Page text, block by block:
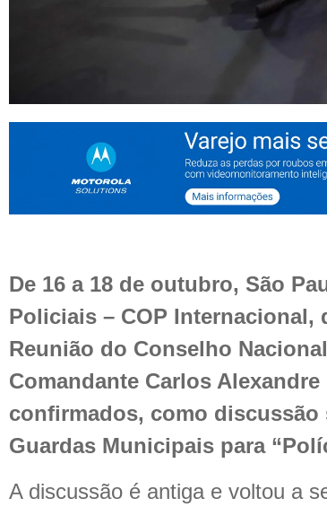
De 16 a 18 de outubro, São
Policiais – COP Internacional,
Reunião do Conselho
Comandante Carlos
confirmados, como discussão
Guardas Municipais para
A discussão é antiga e voltou a